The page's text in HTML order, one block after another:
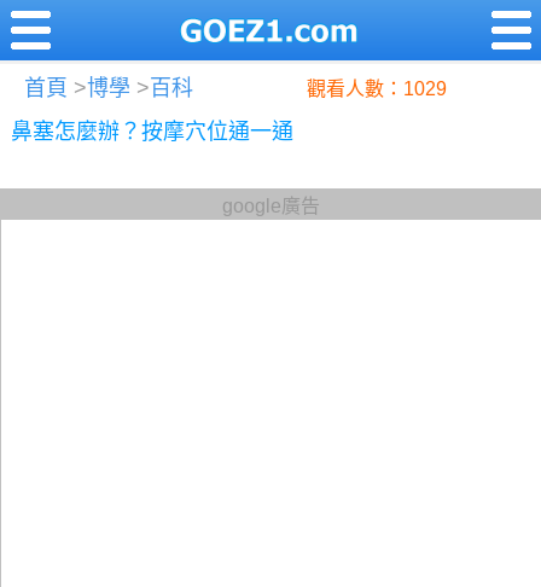
首頁 >博學 > 百科 觀看人數：1029
鼻塞怎麼辦？按摩穴位通一通
google廣告